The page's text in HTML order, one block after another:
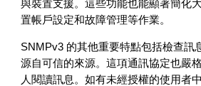
與裝置支援。這些功能也能顯著簡化
置帳戶設定和故障管理等作業。
SNMPv3 的其他重要特點包括檢查訊
源自可信的來源。這項通訊協定也嚴
人閱讀訊息。如有未經授權的使用者